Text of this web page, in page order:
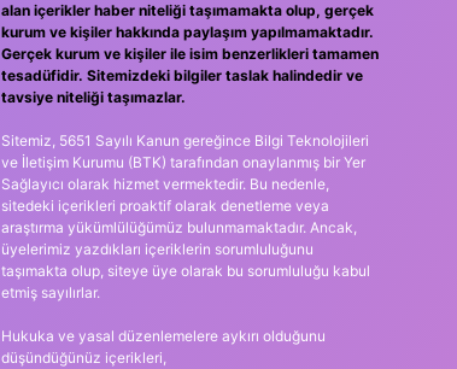
alan içerikler haber niteliği taşımamakta olup, gerçek
kurum ve kişiler hakkında paylaşım yapılmamaktadır.
Gerçek kurum ve kişiler ile isim benzerlikleri tamamen
tesadüfidir. Sitemizdeki bilgiler taslak halindedir ve
tavsiye niteliği taşımazlar.
Sitemiz, 5651 Sayılı Kanun gereğince Bilgi Teknolojileri
ve İletişim Kurumu (BTK) tarafından onaylanmış bir Yer
Sağlayıcı olarak hizmet vermektedir. Bu nedenle,
sitedeki içerikleri proaktif olarak denetleme veya
araştırma yükümlülüğümüz bulunmamaktadır. Ancak,
üyelerimiz yazdıkları içeriklerin sorumluluğunu
taşımakta olup, siteye üye olarak bu sorumluluğu kabul
etmiş sayılırlar.
Hukuka ve yasal düzenlemelere aykırı olduğunu
düşündüğünüz içerikleri,